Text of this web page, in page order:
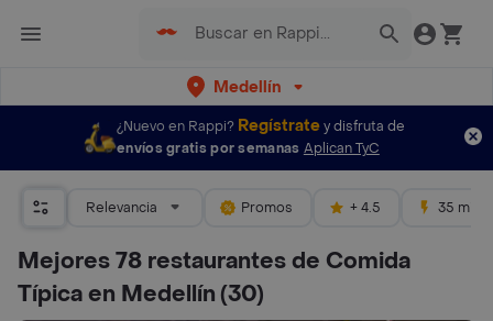
Medellín
¿Nuevo en Rappi? Regístratey disfruta de
envíos gratis por semanas Aplican TyC
Relevancia Promos + 4.5 35 mins
Mejores 78 restaurantes de Comida
Típica en Medellín(30)